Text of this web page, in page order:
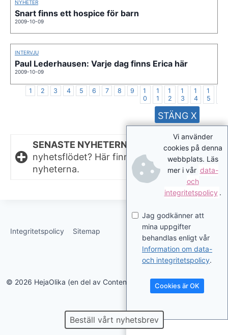
NYHETER
Snart finns ett hospice för barn
2009-10-09
INTERVJU
Paul Lederhausen: Varje dag finns Erica här
2009-10-09
1 2 3 4 5 6 7 8 9
1
0
1
1
1
2
1
3
1
4
1
5
SENASTE NYHETERNA.
Missat något i
nyhetsflödet? Här finns de senaste
nyheterna.
Integritetspolicy Sitemap
© 2026 HejaOlika (en del av Contentverkstan.se)
Beställ vårt nyhetsbrev
Vi använder
cookies på denna
webbplats. Läs
mer i vår data-
och
integritetspolicy .
Jag godkänner att
mina uppgifter
behandlas enligt vår
Information om data-
och integritetspolicy.
Cookies är OK
STÄNG X